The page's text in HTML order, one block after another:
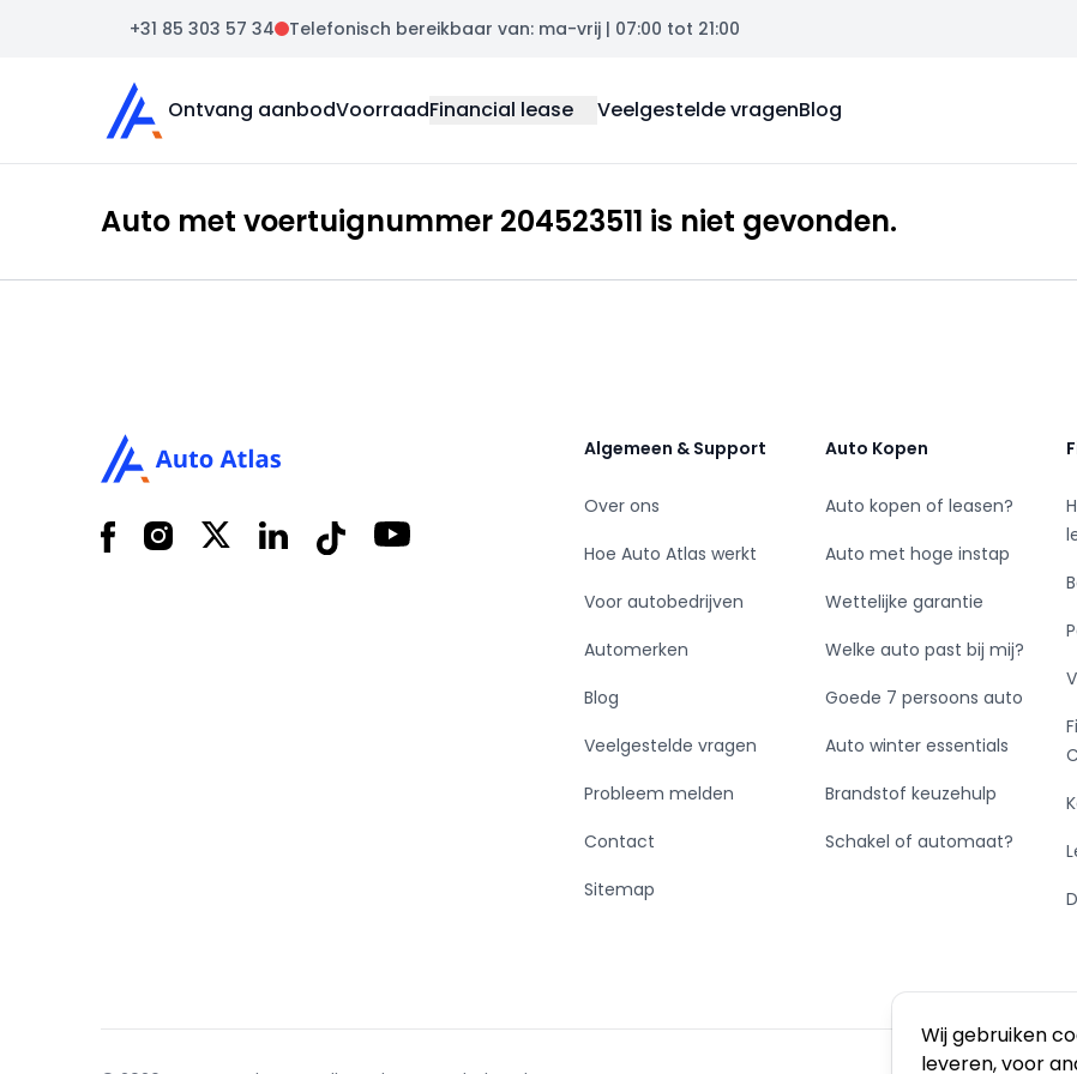
Wij gebruiken
leveren, voor
+31 85 303 57 34 Telefonisch bereikbaar van: ma-vrij | 07:00 tot 21:00
Auto Atlas
Ontvang aanbodVoorraadFinancial lease Veelgestelde vragenBlog
Auto met voertuignummer 204523511 is niet gevonden.
FacebookInstagram
X LinkedInTiktok YouTube
Algemeen & Support
Over ons
Hoe Auto Atlas werkt
Voor autobedrijven
Automerken
Blog
Veelgestelde vragen
Probleem melden
Contact
Sitemap
Auto Kopen
Auto kopen of leasen?
Auto met hoge instap
Wettelijke garantie
Welke auto past bij mij?
Goede 7 persoons auto
Auto winter essentials
Brandstof keuzehulp
Schakel of automaat?